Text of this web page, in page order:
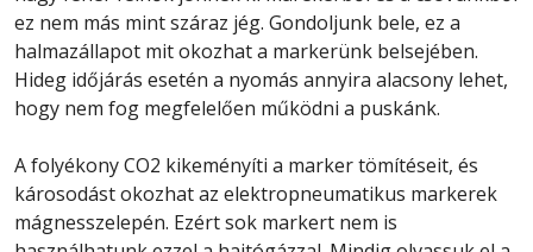
ez nem más mint száraz jég. Gondoljunk bele, ez a
halmazállapot mit okozhat a markerünk belsejében.
Hideg időjárás esetén a nyomás annyira alacsony lehet,
hogy nem fog megfelelően működni a puskánk.
A folyékony CO2 kikeményíti a marker tömítéseit, és
károsodást okozhat az elektropneumatikus markerek
mágnesszelepén. Ezért sok markert nem is